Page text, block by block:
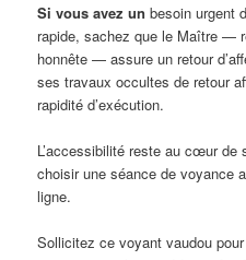
Si vous avez un besoin urgent
rapide, sachez que le Maître —
honnête — assure un retour
ses travaux occultes de retour
rapidité d’exécution.
L’accessibilité reste au cœur de
choisir une séance de voyance
ligne.
Sollicitez ce voyant vaudou